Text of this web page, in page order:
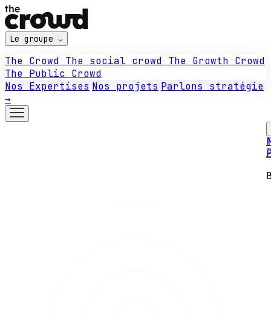
Le groupe
The Crowd The social crowd The Growth Crowd
The Public Crowd
Nos Expertises Nos projets Parlons stratégie
→